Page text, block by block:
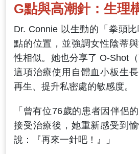
G點與高潮針：生理
Dr. Connie 以生動的「拳頭
點的位置，並強調女性陰蒂
性相似。她也分享了 O-Shot
這項治療使用自體血小板生
再生、提升私密處的敏感度。
「曾有位76歲的患者因伴侶
接受治療後，她重新感受到
說：『再來一針吧！』」